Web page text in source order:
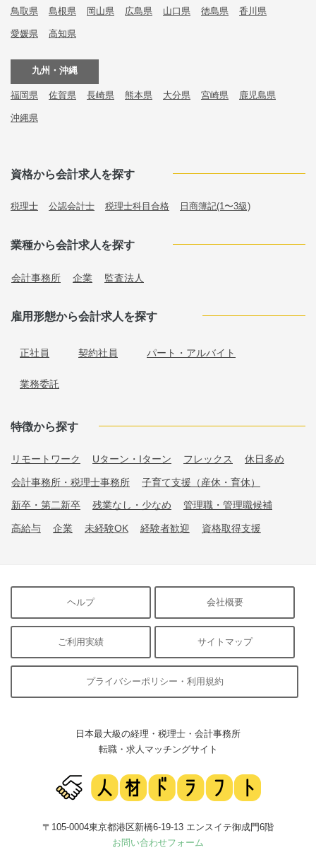
鳥取県 島根県 岡山県 広島県 山口県 徳島県 香川県
愛媛県 高知県
九州・沖縄
福岡県 佐賀県 長崎県 熊本県 大分県 宮崎県 鹿児島県
沖縄県
資格から会計求人を探す
税理士 公認会計士 税理士科目合格 日商簿記(1〜3級)
業種から会計求人を探す
会計事務所 企業 監査法人
雇用形態から会計求人を探す
正社員 契約社員 パート・アルバイト
業務委託
特徴から探す
リモートワーク Uターン・Iターン フレックス 休日多め
会計事務所・税理士事務所 子育て支援（産休・育休）
新卒・第二新卒 残業なし・少なめ 管理職・管理職候補
高給与 企業 未経験OK 経験者歓迎 資格取得支援
ヘルプ 会社概要
ご利用実績 サイトマップ
プライバシーポリシー・利用規約
日本最大級の経理・税理士・会計事務所
転職・求人マッチングサイト
〒105-0004東京都港区新橋6-19-13 エンスイテ御成門6階
お問い合わせフォーム